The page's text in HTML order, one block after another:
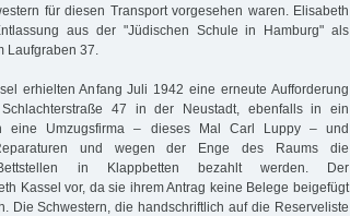
für diesen Transport vorgesehen waren. Elisabeth
aus der "Jüdischen Schule in Hamburg" als
Laufgraben 37.
erhielten Anfang Juli 1942 eine erneute Aufforderung
47 in der Neustadt, ebenfalls in ein
eine Umzugsfirma – dieses Mal Carl Luppy – und
und wegen der Enge des Raums die
in Klappbetten bezahlt werden. Der
Kassel vor, da sie ihrem Antrag keine Belege beigefügt
Die Schwestern, die handschriftlich auf die Reserveliste